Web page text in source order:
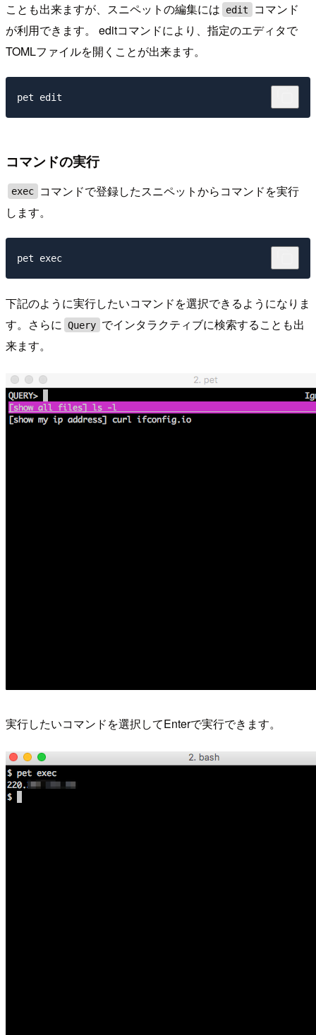
ことも出来ますが、スニペットの編集には
edit
コマンド
が利用できます。 editコマンドにより、指定のエディタで
TOMLファイルを開くことが出来ます。
コマンドの実行
exec
コマンドで登録したスニペットからコマンドを実行
します。
下記のように実行したいコマンドを選択できるようになりま
す。さらに Query でインタラクティブに検索することも出
来ます。
実行したいコマンドを選択してEnterで実行できます。